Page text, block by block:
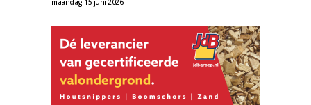
maandag 15 juni 2026